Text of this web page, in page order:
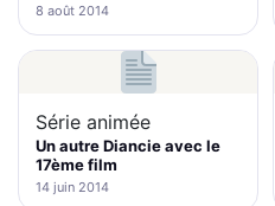
8 août 2014
Série animée
Un autre Diancie avec le
17ème film
14 juin 2014